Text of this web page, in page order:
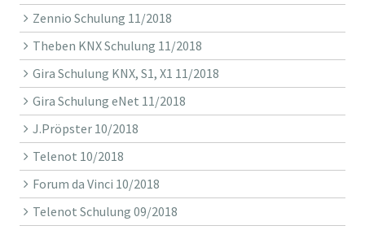
Zennio Schulung 11/2018
Theben KNX Schulung 11/2018
Gira Schulung KNX, S1, X1 11/2018
Gira Schulung eNet 11/2018
J.Pröpster 10/2018
Telenot 10/2018
Forum da Vinci 10/2018
Telenot Schulung 09/2018